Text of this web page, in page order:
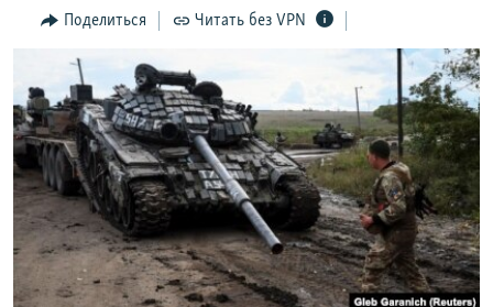
поискуИНФОГРАФИКА
ТЕЛЕПРОЕКТ КРЫМ.РЕАЛИИ
СОВЕТЫ ПРАВОЗАЩИТНИКОВ
ПРОПАВШИЕ БЕЗ ВЕСТИ
ПОБЕДИТЕЛЕЙ НЕ СУДЯТ?
КРЫМ.НЕПОКОРЕННЫЙ
ELIFBE
УКРАИНСКАЯ ПРОБЛЕМА КРЫМА
КАК ОБОЙТИ БЛОКИРОВКУ
Українською
Qırımtatar
ПРИСОЕДИНЯЙТЕСЬ!
Поделиться Читать без VPN